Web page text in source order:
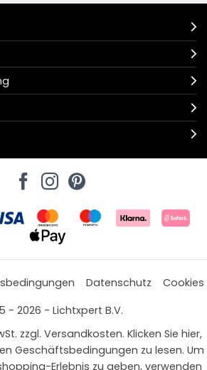
Datenschutz
Cookies
- 2026 - Lichtxpert B.V.
zzgl. Versandkosten. Klicken Sie hier,
Geschäftsbedingungen zu lesen. Um
Erlebnis zu geben, verwenden